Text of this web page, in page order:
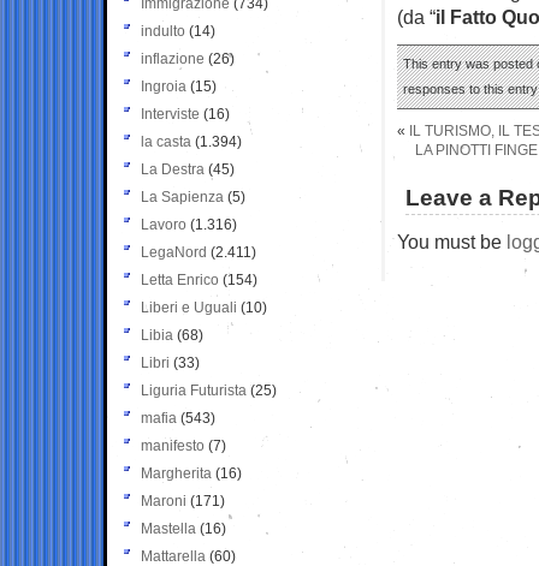
(da “il Fatto
This entry was posted
responses to this
«
IL TURISMO, IL
LA PINOTTI
Leave a
You must be
Immigrazione (734)
indulto (14)
inflazione (26)
Ingroia (15)
Interviste (16)
la casta (1.394)
La Destra (45)
La Sapienza (5)
Lavoro (1.316)
LegaNord (2.411)
Letta Enrico (154)
Liberi e Uguali (10)
Libia (68)
Libri (33)
Liguria Futurista (25)
mafia (543)
manifesto (7)
Margherita (16)
Maroni (171)
Mastella (16)
Mattarella (60)